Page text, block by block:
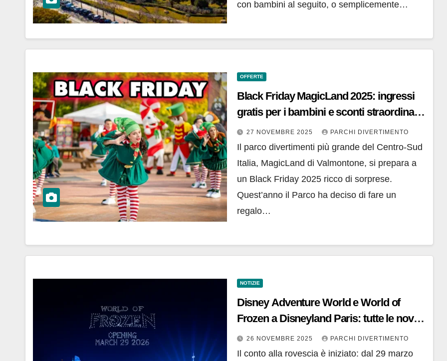
con bambini al seguito, o semplicemente…
OFFERTE
Black Friday MagicLand 2025: ingressi
gratis per i bambini e sconti straordinari
su Magic Christmas
27 NOVEMBRE 2025 PARCHI DIVERTIMENTO
Il parco divertimenti più grande del Centro-Sud
Italia, MagicLand di Valmontone, si prepara a
un Black Friday 2025 ricco di sorprese.
Quest’anno il Parco ha deciso di fare un
regalo…
NOTIZIE
Disney Adventure World e World of
Frozen a Disneyland Paris: tutte le novità
sulla nuova area a tema
26 NOVEMBRE 2025 PARCHI DIVERTIMENTO
Il conto alla rovescia è iniziato: dal 29 marzo